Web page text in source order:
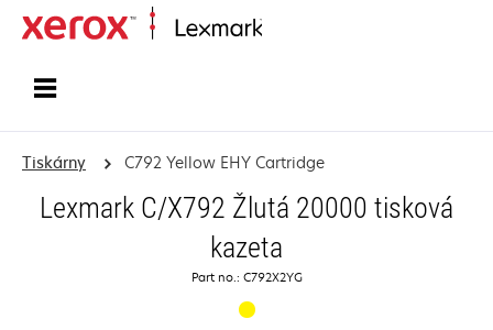
Tiskárny C792 Yellow EHY Cartridge
Lexmark C/X792 Žlutá 20000 tisková
kazeta
Part no.: C792X2YG